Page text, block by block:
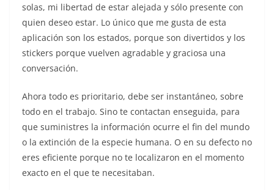
solas, mi libertad de estar alejada y sólo presente con
quien deseo estar. Lo único que me gusta de esta
aplicación son los estados, porque son divertidos y los
stickers porque vuelven agradable y graciosa una
conversación.
Ahora todo es prioritario, debe ser instantáneo, sobre
todo en el trabajo. Sino te contactan enseguida, para
que suministres la información ocurre el fin del mundo
o la extinción de la especie humana. O en su defecto no
eres eficiente porque no te localizaron en el momento
exacto en el que te necesitaban.